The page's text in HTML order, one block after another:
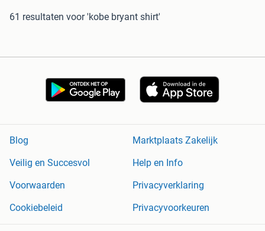
61 resultaten voor 'kobe bryant shirt'
Blog
Marktplaats Zakelijk
Veilig en Succesvol
Help en Info
Voorwaarden
Privacyverklaring
Cookiebeleid
Privacyvoorkeuren